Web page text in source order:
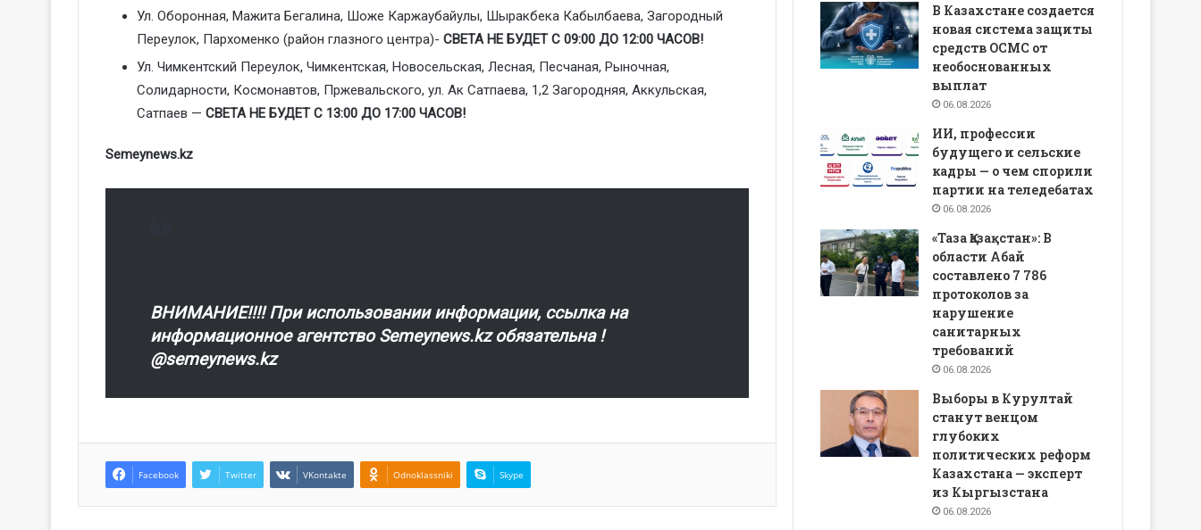
Ул. Оборонная, Мажита Бегалина, Шоже Каржаубайулы, Шыракбека Кабылбаева, Загородный
Переулок, Пархоменко (район глазного центра)- СВЕТА НЕ БУДЕТ С 09:00 ДО 12:00 ЧАСОВ!
Ул. Чимкентский Переулок, Чимкентская, Новосельская, Лесная, Песчаная, Рыночная,
Солидарности, Космонавтов, Пржевальского, ул. Ак Сатпаева, 1,2 Загородняя, Аккульская,
Сатпаев — СВЕТА НЕ БУДЕТ С 13:00 ДО 17:00 ЧАСОВ!
Semeynews.kz
ВНИМАНИЕ!!!! При использовании информации, ссылка на
информационное агентство Semeynews.kz обязательна !
@semeynews.kz
Facebook Twitter VKontakte Odnoklassniki Skype
В Казахстане создается
новая система защиты
средств ОСМС от
необоснованных
выплат
06.08.2026
ИИ, профессии
будущего и сельские
кадры — о чем спорили
партии на теледебатах
06.08.2026
«Таза Қазақстан»: В
области Абай
составлено 7 786
протоколов за
нарушение
санитарных
требований
06.08.2026
Выборы в Курултай
станут венцом
глубоких
политических реформ
Казахстана — эксперт
из Кыргызстана
06.08.2026